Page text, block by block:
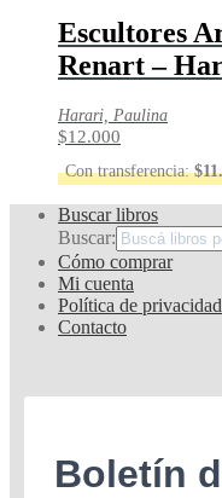
Escultores
Renart –
Harari, Paulina
$12.000
Con transferencia:$
Buscar libros
Buscar:
Cómo comprar
Mi cuenta
Política de privacidad
Contacto
Boletín